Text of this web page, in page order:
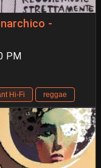
-
PM
Hi-Fi reggae